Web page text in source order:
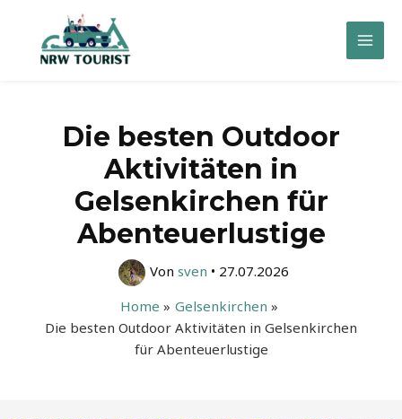
springen
Main
Die besten Outdoor
Aktivitäten in
Gelsenkirchen für
Abenteuerlustige
Von sven • 27.07.2026
Home
Gelsenkirchen
Die besten Outdoor Aktivitäten in Gelsenkirchen
für Abenteuerlustige